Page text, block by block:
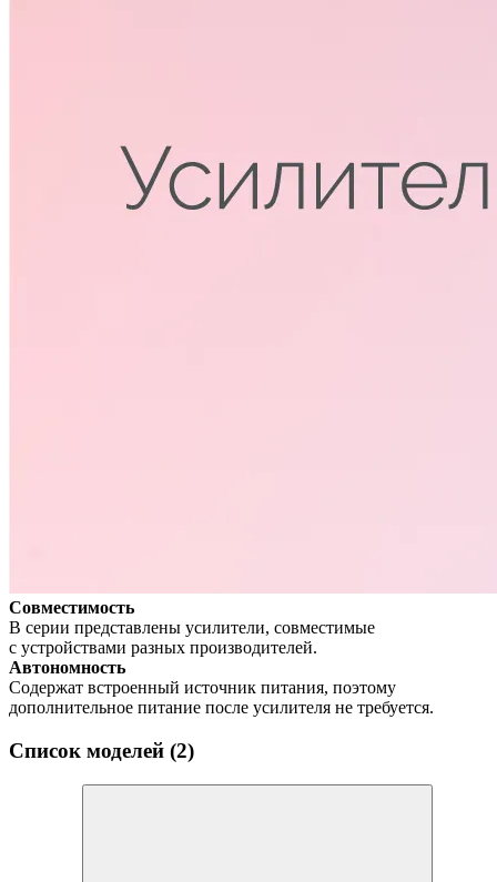
Совместимость
В серии представлены усилители, совместимые
с устройствами разных производителей.
Автономность
Содержат встроенный источник питания, поэтому
дополнительное питание после усилителя не требуется.
Список моделей (2)